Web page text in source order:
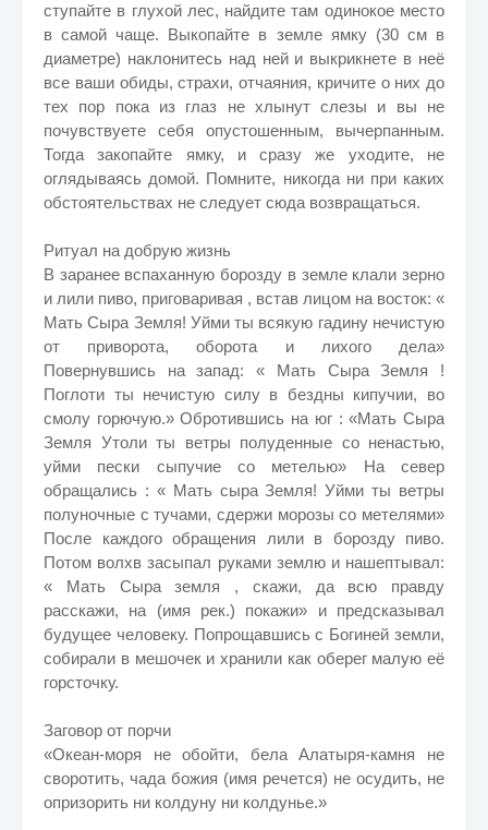
ступайте в глухой лес, найдите там одинокое место
в самой чаще. Выкопайте в земле ямку (30 см в
диаметре) наклонитесь над ней и выкрикнете в неё
все ваши обиды, страхи, отчаяния, кричите о них до
тех пор пока из глаз не хлынут слезы и вы не
почувствуете себя опустошенным, вычерпанным.
Тогда закопайте ямку, и сразу же уходите, не
оглядываясь домой. Помните, никогда ни при каких
обстоятельствах не следует сюда возвращаться.
Ритуал на добрую жизнь
В заранее вспаханную борозду в земле клали зерно
и лили пиво, приговаривая , встав лицом на восток: «
Мать Сыра Земля! Уйми ты всякую гадину нечистую
от приворота, оборота и лихого дела»
Повернувшись на запад: « Мать Сыра Земля !
Поглоти ты нечистую силу в бездны кипучии, во
смолу горючую.» Обротившись на юг : «Мать Сыра
Земля Утоли ты ветры полуденные со ненастью,
уйми пески сыпучие со метелью» На север
обращались : « Мать сыра Земля! Уйми ты ветры
полуночные с тучами, сдержи морозы со метелями»
После каждого обращения лили в борозду пиво.
Потом волхв засыпал руками землю и нашептывал:
« Мать Сыра земля , скажи, да всю правду
расскажи, на (имя рек.) покажи» и предсказывал
будущее человеку. Попрощавшись с Богиней земли,
собирали в мешочек и хранили как оберег малую её
горсточку.
Заговор от порчи
«Океан-моря не обойти, бела Алатыря-камня не
своротить, чада божия (имя речется) не осудить, не
опризорить ни колдуну ни колдунье.»